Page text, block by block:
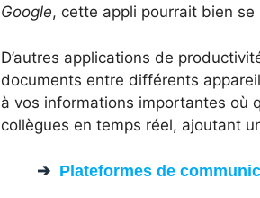
Google, cette appli pourrait bien
D’autres applications de
documents entre différents
à vos informations importantes où
collègues en temps réel, ajoutant
Plateformes de